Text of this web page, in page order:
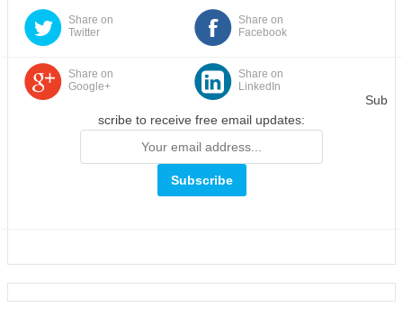
Share on
Facebook
Share on
Twitter
Share on
Google+
Share on
LinkedIn
Sub
scribe to receive free email updates: